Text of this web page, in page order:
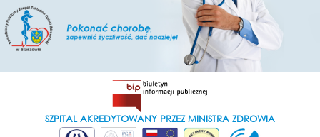
SZPITAL AKREDYTOWANY PRZEZ MINISTRA ZDROWIA